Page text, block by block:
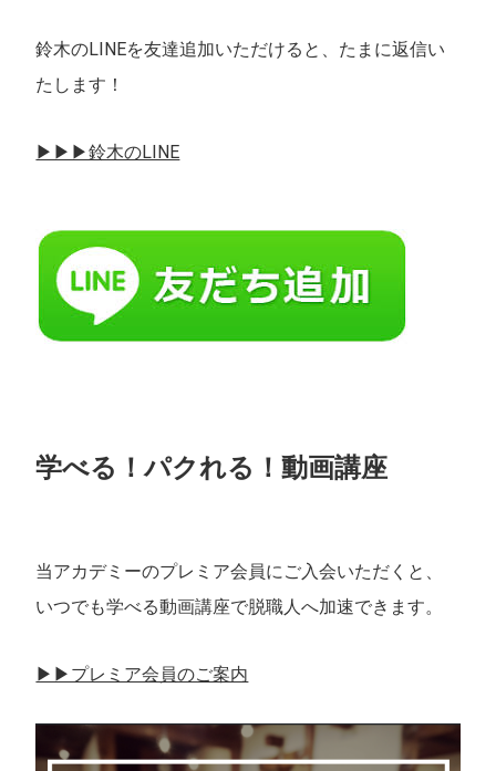
鈴木のLINEを友達追加いただけると、たまに返信い
たします！
▶︎▶︎▶︎鈴木のLINE
学べる！パクれる！動画講座
当アカデミーのプレミア会員にご入会いただくと、
いつでも学べる動画講座で脱職人へ加速できます。
▶︎▶︎プレミア会員のご案内